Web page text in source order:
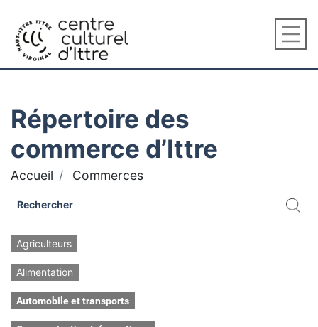
Répertoire des
commerce d’Ittre
Accueil Commerces
Agriculteurs
Alimentation
Automobile et transports